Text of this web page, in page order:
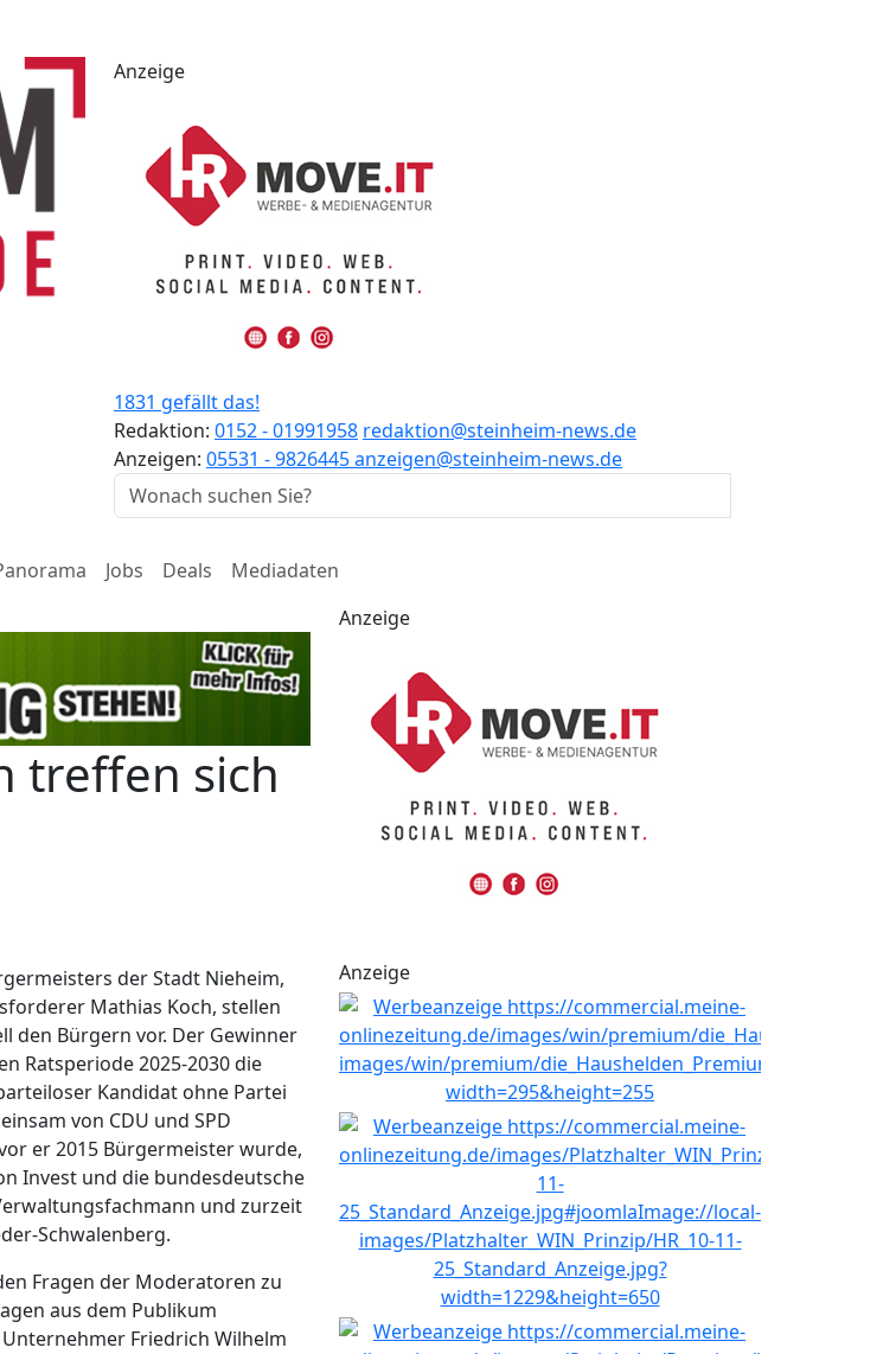
Anzeige
1831 gefällt das!
Redaktion: 0152 - 01991958 redaktion@steinheim-news.de
Anzeigen: 05531 - 9826445anzeigen@steinheim-news.de
Jobs Deals
Mediadaten
treffen sich
der Stadt Nieheim,
Mathias Koch, stellen
den Bürgern vor. Der Gewinner
Ratsperiode 2025-2030 die
Kandidat ohne Partei
von CDU und SPD
er 2015 Bürgermeister wurde,
Invest und die bundesdeutsche
und zurzeit
Schwalenberg.
Fragen der Moderatoren zu
aus dem Publikum
Friedrich Wilhelm
Anzeige
Anzeige